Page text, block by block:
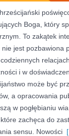
Boga, który
To zakątek
nie jest pozbawiona
i w
może być
a opracowania
w pogłębianiu
zachęca do
sensu. Nowości